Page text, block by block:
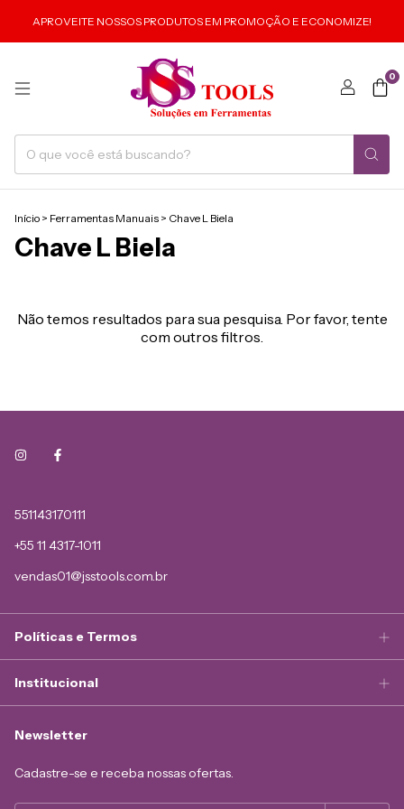
APROVEITE NOSSOS PRODUTOS EM PROMOÇÃO E ECONOMIZE!
0
Início > Ferramentas Manuais > Chave L Biela
Chave L Biela
Não temos resultados para sua pesquisa. Por favor, tente
com outros filtros.
551143170111
+55 11 4317-1011
vendas01@jsstools.com.br
Políticas e Termos
Institucional
Newsletter
Cadastre-se e receba nossas ofertas.